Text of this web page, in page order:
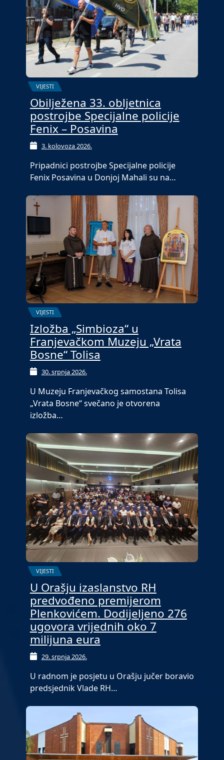
VIJESTI
Obilježena 33. obljetnica
postrojbe Specijalne policije
Fenix – Posavina
3. kolovoza 2026.
Pripadnici postrojbe Specijalne policije
Fenix Posavina u Donjoj Mahali su na…
VIJESTI
Izložba „Simbioza“ u
Franjevačkom Muzeju „Vrata
Bosne“ Tolisa
30. srpnja 2026.
U Muzeju Franjevačkog samostana Tolisa
„Vrata Bosne“ svečano je otvorena
izložba…
VIJESTI
U Orašju izaslanstvo RH
predvođeno premijerom
Plenkovićem. Dodijeljeno 276
ugovora vrijednih oko 7
milijuna eura
29. srpnja 2026.
U radnom je posjetu u Orašju jučer boravio
predsjednik Vlade RH…